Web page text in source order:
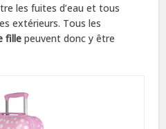
les fuites d’eau et tous
extérieurs. Tous les
fille peuvent donc y être